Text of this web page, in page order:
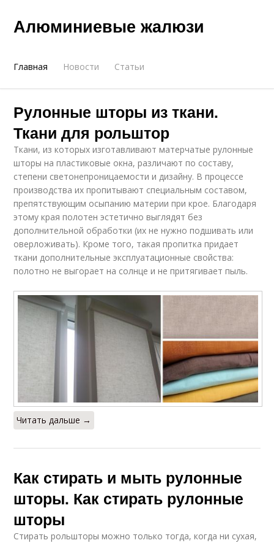
Алюминиевые жалюзи
Главная Новости Статьи
Рулонные шторы из ткани.
Ткани для рольштор
Ткани, из которых изготавливают матерчатые рулонные
шторы на пластиковые окна, различают по составу,
степени светонепроницаемости и дизайну. В процессе
производства их пропитывают специальным составом,
препятствующим осыпанию материи при крое. Благодаря
этому края полотен эстетично выглядят без
дополнительной обработки (их не нужно подшивать или
оверложивать). Кроме того, такая пропитка придает
ткани дополнительные эксплуатационные свойства:
полотно не выгорает на солнце и не притягивает пыль.
Читать дальше →
Как стирать и мыть рулонные
шторы. Как стирать рулонные
шторы
Стирать рольшторы можно только тогда, когда ни сухая,